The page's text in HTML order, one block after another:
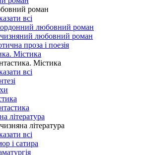
роман
всі
любовний роман
любовний роман
проза і поезія
Містика
Містика
всі
література
література
всі
і сатира